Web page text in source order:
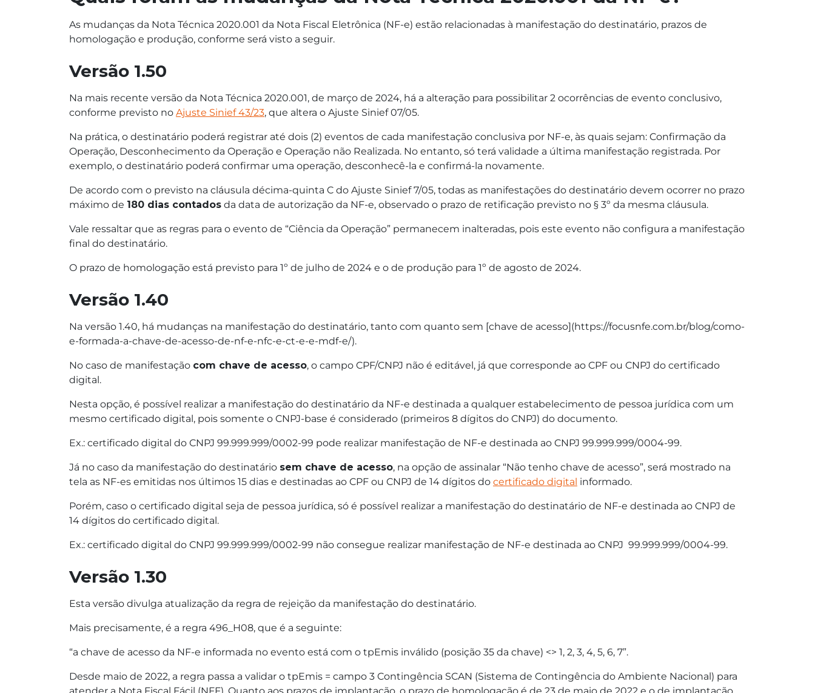
As mudanças da Nota Técnica 2020.001 da Nota Fiscal Eletrônica (NF-e) estão relacionadas à manifestação do destinatário, prazos de
homologação e produção, conforme será visto a seguir.
Versão 1.50
Na mais recente versão da Nota Técnica 2020.001, de março de 2024, há a alteração para possibilitar 2 ocorrências de evento conclusivo,
conforme previsto no Ajuste Sinief 43/23, que altera o Ajuste Sinief 07/05.
Na prática, o destinatário poderá registrar até dois (2) eventos de cada manifestação conclusiva por NF-e, às quais sejam: Confirmação da
Operação, Desconhecimento da Operação e Operação não Realizada. No entanto, só terá validade a última manifestação registrada. Por
exemplo, o destinatário poderá confirmar uma operação, desconhecê-la e confirmá-la novamente.
De acordo com o previsto na cláusula décima-quinta C do Ajuste Sinief 7/05, todas as manifestações do destinatário devem ocorrer no prazo
máximo de 180 dias contados da data de autorização da NF-e, observado o prazo de retificação previsto no § 3º da mesma cláusula.
Vale ressaltar que as regras para o evento de “Ciência da Operação” permanecem inalteradas, pois este evento não configura a manifestação
final do destinatário.
O prazo de homologação está previsto para 1º de julho de 2024 e o de produção para 1º de agosto de 2024.
Versão 1.40
Na versão 1.40, há mudanças na manifestação do destinatário, tanto com quanto sem [chave de acesso](https://focusnfe.com.br/blog/como-
e-formada-a-chave-de-acesso-de-nf-e-nfc-e-ct-e-e-mdf-e/).
No caso de manifestação com chave de acesso, o campo CPF/CNPJ não é editável, já que corresponde ao CPF ou CNPJ do certificado
digital.
Nesta opção, é possível realizar a manifestação do destinatário da NF-e destinada a qualquer estabelecimento de pessoa jurídica com um
mesmo certificado digital, pois somente o CNPJ-base é considerado (primeiros 8 dígitos do CNPJ) do documento.
Ex.: certificado digital do CNPJ 99.999.999/0002-99 pode realizar manifestação de NF-e destinada ao CNPJ 99.999.999/0004-99.
Já no caso da manifestação do destinatário sem chave de acesso, na opção de assinalar “Não tenho chave de acesso”, será mostrado na
tela as NF-es emitidas nos últimos 15 dias e destinadas ao CPF ou CNPJ de 14 dígitos do certificado digital informado.
Porém, caso o certificado digital seja de pessoa jurídica, só é possível realizar a manifestação do destinatário de NF-e destinada ao CNPJ de
14 dígitos do certificado digital.
Ex.: certificado digital do CNPJ 99.999.999/0002-99 não consegue realizar manifestação de NF-e destinada ao CNPJ 99.999.999/0004-99.
Versão 1.30
Esta versão divulga atualização da regra de rejeição da manifestação do destinatário.
Mais precisamente, é a regra 496_H08, que é a seguinte:
“a chave de acesso da NF-e informada no evento está com o tpEmis inválido (posição 35 da chave) <> 1, 2, 3, 4, 5, 6, 7”.
Desde maio de 2022, a regra passa a validar o tpEmis = campo 3 Contingência SCAN (Sistema de Contingência do Ambiente Nacional) para